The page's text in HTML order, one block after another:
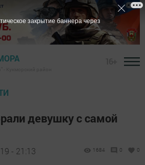
девушку с самой
- 21:13 1684 0 0
закрытие баннера через